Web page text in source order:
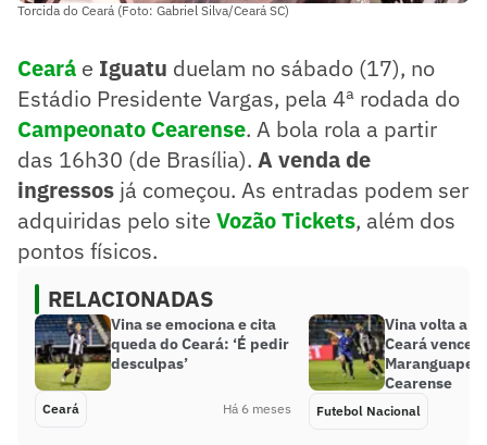
Torcida do Ceará (Foto: Gabriel Silva/Ceará SC)
Ceará e Iguatu duelam no sábado (17), no
Estádio Presidente Vargas, pela 4ª rodada do
Campeonato Cearense. A bola rola a partir
das 16h30 (de Brasília). A venda de
ingressos já começou. As entradas podem ser
adquiridas pelo site Vozão Tickets, além dos
pontos físicos.
RELACIONADAS
Vina se emociona e cita
queda do Ceará: ‘É pedir
desculpas’
Ceará Há 6 meses
Vina volta a
Ceará vence o
Maranguape
Cearense
Futebol Nacional